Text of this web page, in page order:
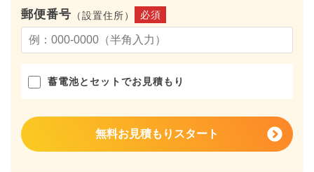
郵便番号 （設置住所） 必須
蓄電池とセットでお見積もり
無料お見積もりスタート